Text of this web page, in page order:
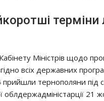
терміни
Міністрів щодо
згідно всіх державних
тернополяни під
облдержадміністарції 21